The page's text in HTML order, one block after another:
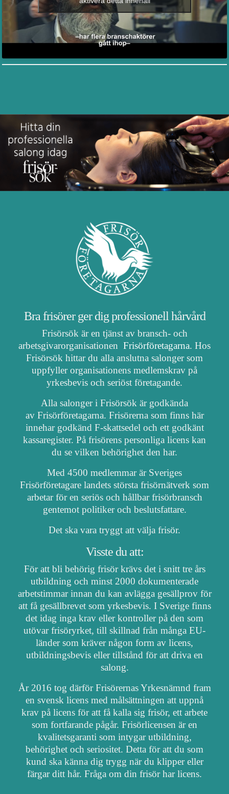
Bra frisörer ger dig professionell hårvård
Frisörsök är en tjänst av bransch- och
arbetsgivarorganisationen Frisörföretagarna. Hos
Frisörsök hittar du alla anslutna salonger som
uppfyller organisationens medlemskrav på
yrkesbevis och seriöst företagande.
Alla salonger i Frisörsök är godkända
av Frisörföretagarna. Frisörerna som finns här
innehar godkänd F-skattsedel och ett godkänt
kassaregister. På frisörens personliga licens kan
du se vilken behörighet den har.
Med 4500 medlemmar är Sveriges
Frisörföretagare landets största frisörnätverk som
arbetar för en seriös och hållbar frisörbransch
gentemot politiker och beslutsfattare.
Det ska vara tryggt att välja frisör.
Visste du att:
För att bli behörig frisör krävs det i snitt tre års
utbildning och minst 2000 dokumenterade
arbetstimmar innan du kan avlägga gesällprov för
att få gesällbrevet som yrkesbevis. I Sverige finns
det idag inga krav eller kontroller på den som
utövar frisöryrket, till skillnad från många EU-
länder som kräver någon form av licens,
utbildningsbevis eller tillstånd för att driva en
salong.
År 2016 tog därför Frisörernas Yrkesnämnd fram
en svensk licens med målsättningen att uppnå
krav på licens för att få kalla sig frisör, ett arbete
som fortfarande pågår. Frisörlicensen är en
kvalitetsgaranti som intygar utbildning,
behörighet och seriositet. Detta för att du som
kund ska känna dig trygg när du klipper eller
färgar ditt hår. Fråga om din frisör har licens.